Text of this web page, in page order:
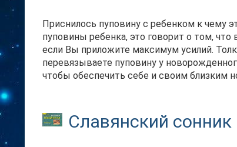
Приснилось пуповину с ребенком к чему
пуповины ребенка, это говорит о том,
если Вы приложите максимум усилий.
перевязываете пуповину у
чтобы обеспечить себе и своим близким
Славянский сонник